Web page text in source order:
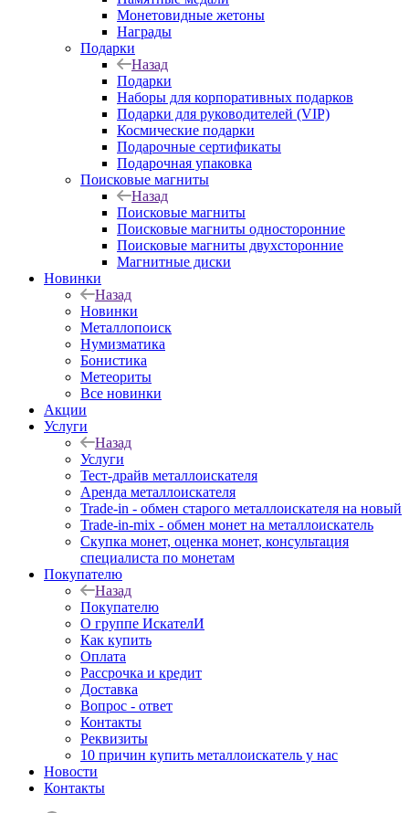
Монетовидные жетоны
Награды
Подарки
Назад
Подарки
Наборы для корпоративных подарков
Подарки для руководителей (VIP)
Космические подарки
Подарочные сертификаты
Подарочная упаковка
Поисковые магниты
Назад
Поисковые магниты
Поисковые магниты односторонние
Поисковые магниты двухсторонние
Магнитные диски
Новинки
Назад
Новинки
Металлопоиск
Нумизматика
Бонистика
Метеориты
Все новинки
Акции
Услуги
Назад
Услуги
Тест-драйв металлоискателя
Аренда металлоискателя
Trade-in - обмен старого металлоискателя на новый
Trade-in-mix - обмен монет на металлоискатель
Скупка монет, оценка монет, консультация
специалиста по монетам
Покупателю
Назад
Покупателю
О группе ИскателИ
Как купить
Оплата
Рассрочка и кредит
Доставка
Вопрос - ответ
Контакты
Реквизиты
10 причин купить металлоискатель у нас
Новости
Контакты